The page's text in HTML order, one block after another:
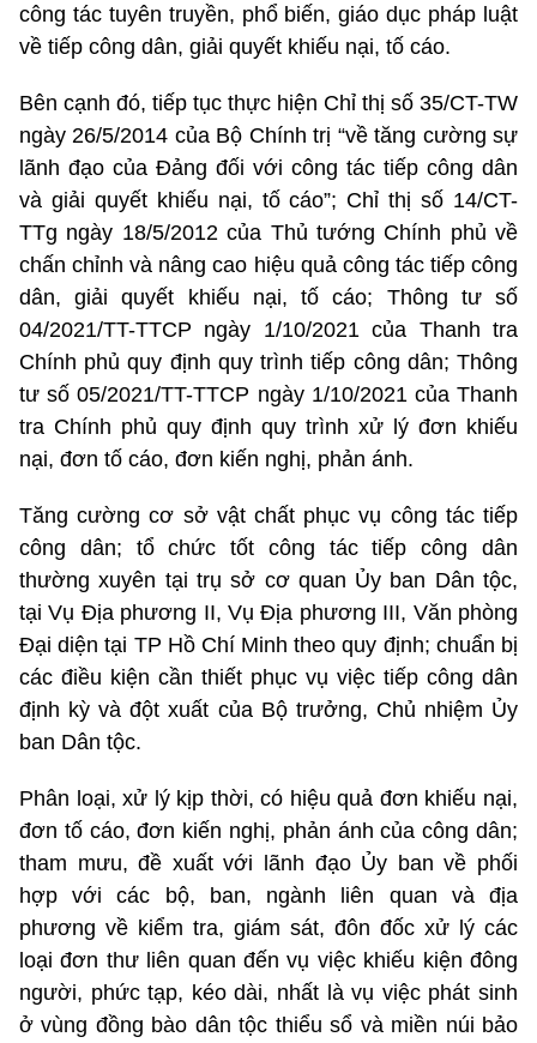
công tác tuyên truyền, phổ biến, giáo dục pháp luật
về tiếp công dân, giải quyết khiếu nại, tố cáo.
Bên cạnh đó, tiếp tục thực hiện Chỉ thị số 35/CT-TW
ngày 26/5/2014 của Bộ Chính trị “về tăng cường sự
lãnh đạo của Đảng đối với công tác tiếp công dân
và giải quyết khiếu nại, tố cáo”; Chỉ thị số 14/CT-
TTg ngày 18/5/2012 của Thủ tướng Chính phủ về
chấn chỉnh và nâng cao hiệu quả công tác tiếp công
dân, giải quyết khiếu nại, tố cáo; Thông tư số
04/2021/TT-TTCP ngày 1/10/2021 của Thanh tra
Chính phủ quy định quy trình tiếp công dân; Thông
tư số 05/2021/TT-TTCP ngày 1/10/2021 của Thanh
tra Chính phủ quy định quy trình xử lý đơn khiếu
nại, đơn tố cáo, đơn kiến nghị, phản ánh.
Tăng cường cơ sở vật chất phục vụ công tác tiếp
công dân; tổ chức tốt công tác tiếp công dân
thường xuyên tại trụ sở cơ quan Ủy ban Dân tộc,
tại Vụ Địa phương II, Vụ Địa phương III, Văn phòng
Đại diện tại TP Hồ Chí Minh theo quy định; chuẩn bị
các điều kiện cần thiết phục vụ việc tiếp công dân
định kỳ và đột xuất của Bộ trưởng, Chủ nhiệm Ủy
ban Dân tộc.
Phân loại, xử lý kịp thời, có hiệu quả đơn khiếu nại,
đơn tố cáo, đơn kiến nghị, phản ánh của công dân;
tham mưu, đề xuất với lãnh đạo Ủy ban về phối
hợp với các bộ, ban, ngành liên quan và địa
phương về kiểm tra, giám sát, đôn đốc xử lý các
loại đơn thư liên quan đến vụ việc khiếu kiện đông
người, phức tạp, kéo dài, nhất là vụ việc phát sinh
ở vùng đồng bào dân tộc thiểu sổ và miền núi bảo